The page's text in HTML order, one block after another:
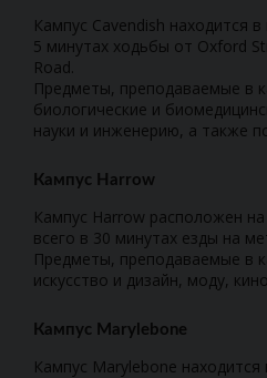
Кампус Cavendish находится
5 минутах ходьбы от Oxford
Road.
Предметы, преподаваемые в
биологические и
науки и инженерию, а также
Кампус Harrow
Кампус Harrow расположен
всего в 30 минутах езды на
Предметы, преподаваемые в
искусство и дизайн, моду,
Кампус Marylebone
Кампус Marylebone